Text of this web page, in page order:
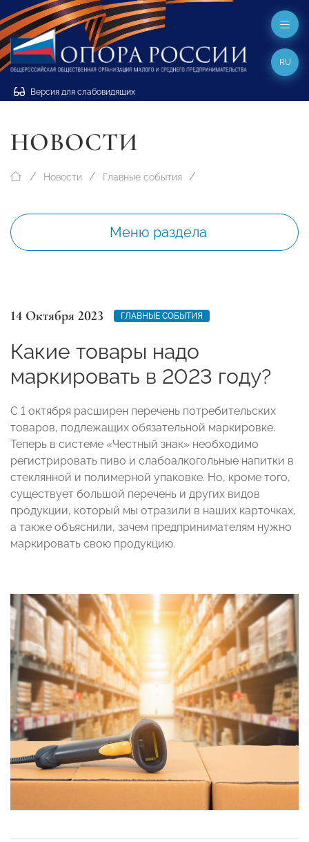
Версия для слабовидящих
RU
НОВОСТИ
Новости Главные события
Меню раздела
14 Октября 2023 ГЛАВНЫЕ СОБЫТИЯ
Какие товары надо
маркировать в 2023 году?
С 1 октября расширен перечень потребительских
товаров, подлежащих обязательной маркировке.
Теперь в системе «Честный знак» необходимо
регистрировать пиво и слабоалкогольные напитки в
стеклянной и полимерной упаковке. Но, кроме того,
существует большой перечень и других видов
продукции, который мы отразили в наших карточках,
а также объяснили, зачем предпринимателям нужно
маркировать свою продукцию.